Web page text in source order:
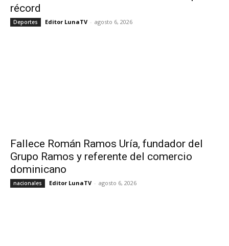
récord
Deportes Editor LunaTV - agosto 6, 2026
Fallece Román Ramos Uría, fundador del
Grupo Ramos y referente del comercio
dominicano
nacionales Editor LunaTV - agosto 6, 2026